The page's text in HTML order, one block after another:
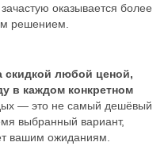
оказывается более
решением.
скидкой любой ценой,
в каждом конкретном
— это не самый дешёвый
выбранный вариант,
вашим ожиданиям.